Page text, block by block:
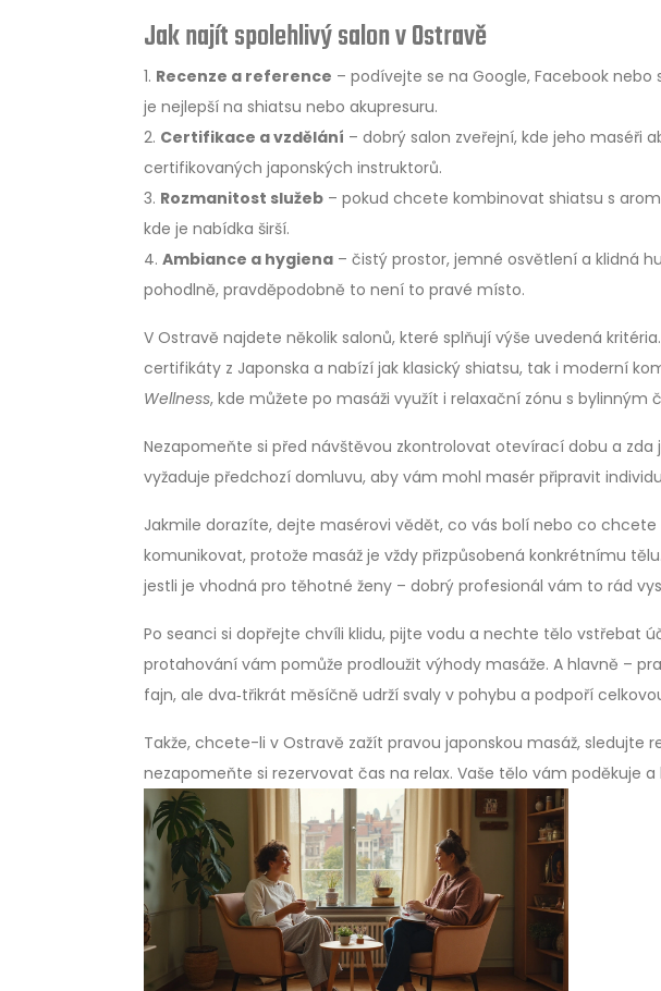
Jak najít spolehlivý salon v Ostravě
1. Recenze a reference – podívejte se na Google, Facebook
je nejlepší na shiatsu nebo akupresuru.
2. Certifikace a vzdělání – dobrý salon zveřejní, kde jeho maséři
certifikovaných japonských instruktorů.
3. Rozmanitost služeb – pokud chcete kombinovat shiatsu s
kde je nabídka širší.
4. Ambiance a hygiena – čistý prostor, jemné osvětlení a klidná
pohodlně, pravděpodobně to není to pravé místo.
V Ostravě najdete několik salonů, které splňují výše uvedená
certifikáty z Japonska a nabízí jak klasický shiatsu, tak i moderní
Wellness, kde můžete po masáži využít i relaxační zónu s bylinným
Nezapomeňte si před návštěvou zkontrolovat otevírací dobu a
vyžaduje předchozí domluvu, aby vám mohl masér připravit
Jakmile dorazíte, dejte masérovi vědět, co vás bolí nebo co
komunikovat, protože masáž je vždy přizpůsobená konkrétnímu
jestli je vhodná pro těhotné ženy – dobrý profesionál vám to rád
Po seanci si dopřejte chvíli klidu, pijte vodu a nechte tělo vstřebat
protahování vám pomůže prodloužit výhody masáže. A hlavně –
fajn, ale dva‑třikrát měsíčně udrží svaly v pohybu a podpoří
Takže, chcete-li v Ostravě zažít pravou japonskou masáž, sledujte
nezapomeňte si rezervovat čas na relax. Vaše tělo vám poděkuje